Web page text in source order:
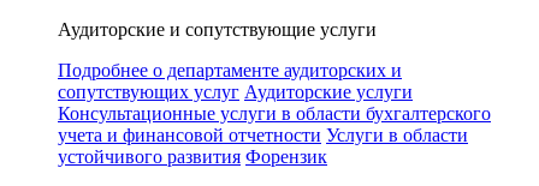
Аудиторские и сопутствующие услуги
Подробнее о департаменте аудиторских и
сопутствующих услуг Аудиторские услуги
Консультационные услуги в области бухгалтерского
учета и финансовой отчетности Услуги в области
устойчивого развития Форензик